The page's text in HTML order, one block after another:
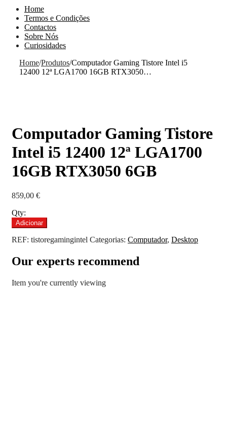
Home
Termos e Condições
Contactos
Sobre Nós
Curiosidades
Home/Produtos/Computador Gaming Tistore Intel i5
12400 12ª LGA1700 16GB RTX3050…
Computador Gaming Tistore
Intel i5 12400 12ª LGA1700
16GB RTX3050 6GB
859,00 €
Qty:
Quantidade
de
Computador
Tistore
Intel
12400
Adicionar
REF: tistoregamingintel Categorias: Computador, Desktop
Our experts recommend
Item you're currently viewing